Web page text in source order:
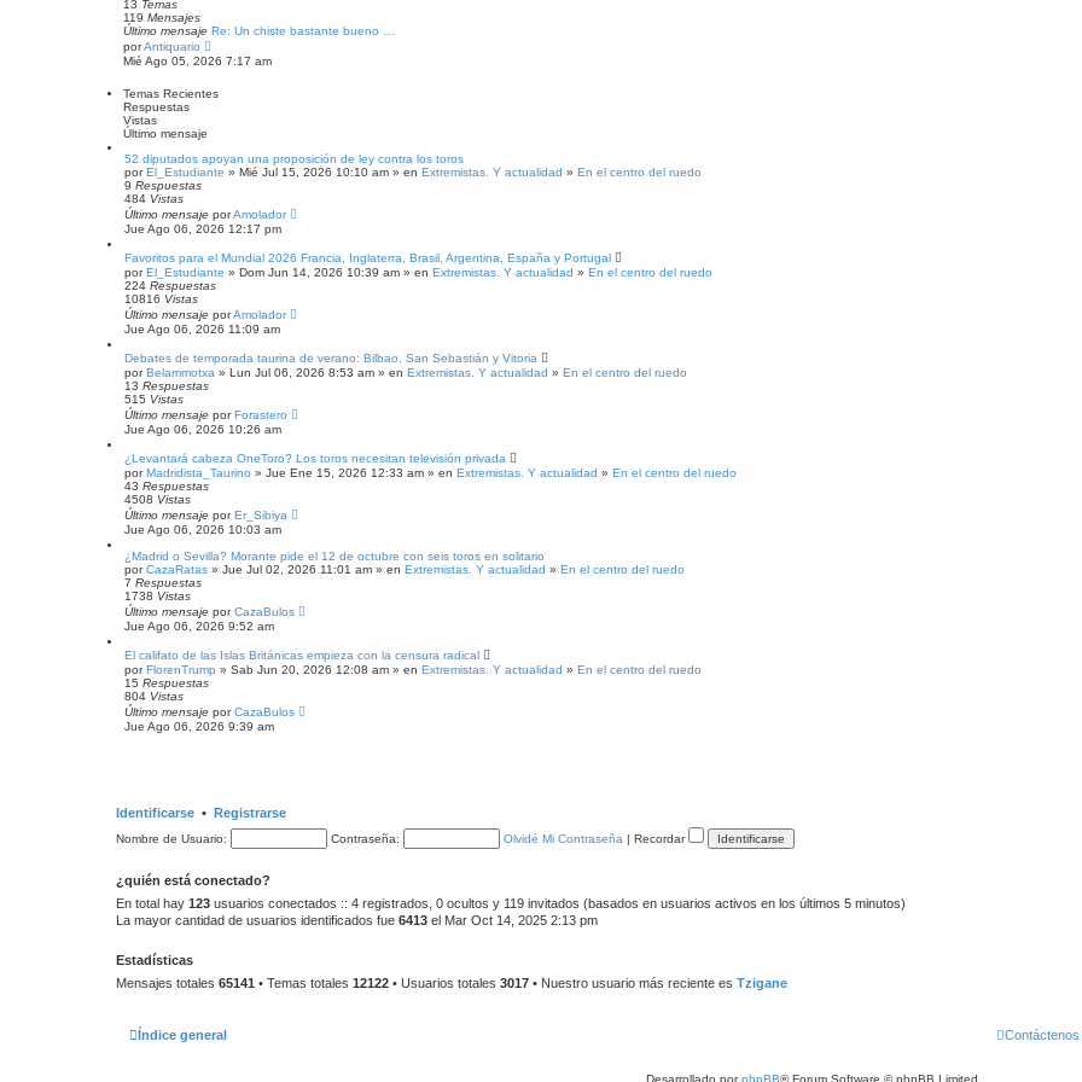
j
e m
o
m
e
s
13 Temas
119 Mensajes
Último mensaje Re: Un chiste bastante bueno …
porAntiquario
e
r
l
m
e
a
j
Mié Ago 05, 2026 7:17 am
Temas Recientes
Respuestas
Vistas
Último mensaje
52 diputados apoyan una proposición de ley contra los toros
porEl_Estudiante » Mié Jul 15, 2026 10:10 am » en Extremistas. Y actualidad » En el centro del ruedo
9 Respuestas
484 Vistas
Último mensaje porAmolador
Jue Ago 06, 2026 12:17 pm
Favoritos para el Mundial 2026 Francia, Inglaterra, Brasil, Argentina, España y Portugal
porEl_Estudiante » Dom Jun 14, 2026 10:39 am » en Extremistas. Y actualidad » En el centro del ruedo
224 Respuestas
10816 Vistas
Último mensaje porAmolador
Jue Ago 06, 2026 11:09 am
Debates de temporada taurina de verano: Bilbao, San Sebastián y Vitoria
porBelarrimotxa » Lun Jul 06, 2026 8:53 am » en Extremistas. Y actualidad » En el centro del ruedo
13 Respuestas
515 Vistas
Último mensaje porForastero
Jue Ago 06, 2026 10:26 am
¿Levantará cabeza OneToro? Los toros necesitan televisión privada
porMadridista_Taurino » Jue Ene 15, 2026 12:33 am » en Extremistas. Y actualidad » En el centro del ruedo
43 Respuestas
4508 Vistas
Último mensaje porEr_Sibiya
Jue Ago 06, 2026 10:03 am
¿Madrid o Sevilla? Morante pide el 12 de octubre con seis toros en solitario
porCazaRatas » Jue Jul 02, 2026 11:01 am » en Extremistas. Y actualidad » En el centro del ruedo
7 Respuestas
1738 Vistas
Último mensaje porCazaBulos
Jue Ago 06, 2026 9:52 am
El califato de las Islas Británicas empieza con la censura radical
porFlorenTrump » Sab Jun 20, 2026 12:08 am » en Extremistas. Y actualidad » En el centro del ruedo
15 Respuestas
804 Vistas
Último mensaje porCazaBulos
Jue Ago 06, 2026 9:39 am
Identificarse • Registrarse
Nombre de Usuario: Contraseña: Olvidé Mi Contraseña | Recordar
¿quién está conectado?
En total hay 123 usuarios conectados :: 4 registrados, 0 ocultos y 119 invitados (basados en usuarios activos en los últimos 5 minutos)
La mayor cantidad de usuarios identificados fue 6413 el Mar Oct 14, 2025 2:13 pm
Estadísticas
Mensajes totales 65141 • Temas totales 12122 • Usuarios totales 3017 • Nuestro usuario más reciente es Tzigane
Índice general Contáctenos
Desarrollado porphpBB® Forum Software © phpBB Limited